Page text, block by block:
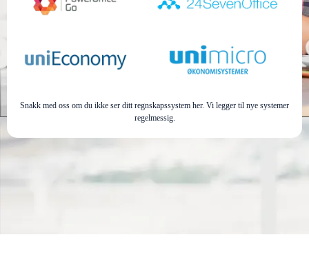
Snakk med oss om du ikke ser ditt regnskapssystem her. Vi legger til nye systemer
regelmessig.